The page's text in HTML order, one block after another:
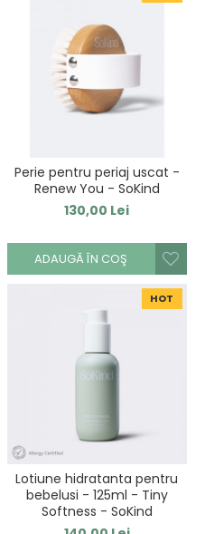
Perie pentru periaj uscat -
Renew You - SoKind
130,00 Lei
ADAUGĂ ÎN COŞ
HOT
Lotiune hidratanta pentru
bebelusi - 125ml - Tiny
Softness - SoKind